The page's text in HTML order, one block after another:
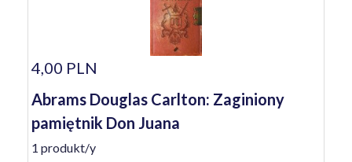
4,00 PLN
Abrams Douglas Carlton: Zaginiony
pamiętnik Don Juana
1 produkt/y